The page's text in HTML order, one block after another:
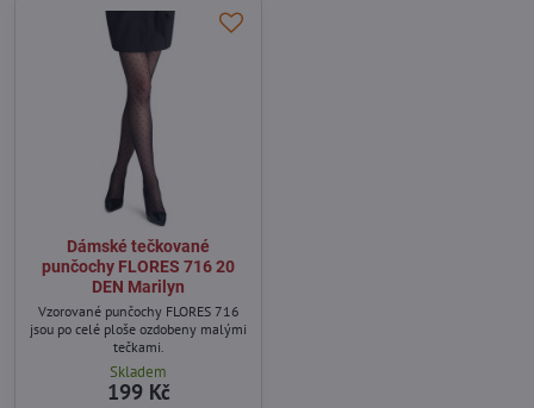
Dámské tečkované
punčochy FLORES 716 20
DEN Marilyn
Vzorované punčochy FLORES 716
jsou po celé ploše ozdobeny malými
tečkami.
Skladem
199 Kč